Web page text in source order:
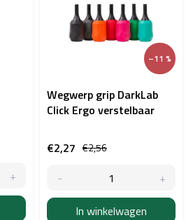
–11 %
Wegwerp grip DarkLab
Click Ergo verstelbaar
€2,56
€2,27
In winkelwagen